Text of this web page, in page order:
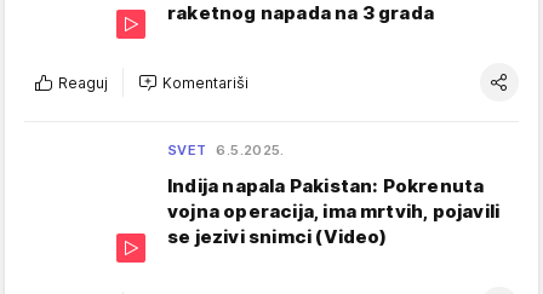
raketnog napada na 3 grada
Reaguj Komentariši
SVET 6.5.2025.
Indija napala Pakistan: Pokrenuta
vojna operacija, ima mrtvih, pojavili
se jezivi snimci (Video)